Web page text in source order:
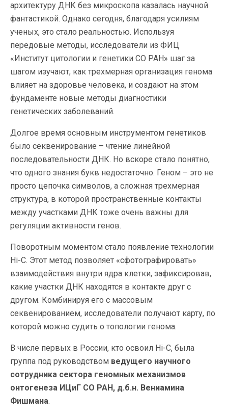
архитектуру ДНК без микроскопа казалась научной
фантастикой. Однако сегодня, благодаря усилиям
ученых, это стало реальностью. Используя
передовые методы, исследователи из ФИЦ
«Институт цитологии и генетики СО РАН» шаг за
шагом изучают, как трехмерная организация генома
влияет на здоровье человека, и создают на этом
фундаменте новые методы диагностики
генетических заболеваний.
Долгое время основным инструментом генетиков
было секвенирование – чтение линейной
последовательности ДНК. Но вскоре стало понятно,
что одного знания букв недостаточно. Геном – это не
просто цепочка символов, а сложная трехмерная
структура, в которой пространственные контакты
между участками ДНК тоже очень важны для
регуляции активности генов.
Поворотным моментом стало появление технологии
Hi-C. Этот метод позволяет «сфотографировать»
взаимодействия внутри ядра клетки, зафиксировав,
какие участки ДНК находятся в контакте друг с
другом. Комбинируя его с массовым
секвенированием, исследователи получают карту, по
которой можно судить о топологии генома.
В числе первых в России, кто освоил Hi-C, была
группа под руководством ведущего научного
сотрудника сектора геномных механизмов
онтогенеза ИЦиГ СО РАН, д.б.н. Вениамина
Фишмана.